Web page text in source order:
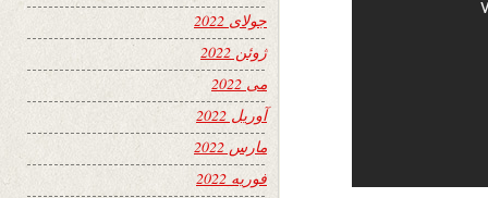
جولای 2022
ژوئن 2022
می 2022
آوریل 2022
مارس 2022
فوریه 2022